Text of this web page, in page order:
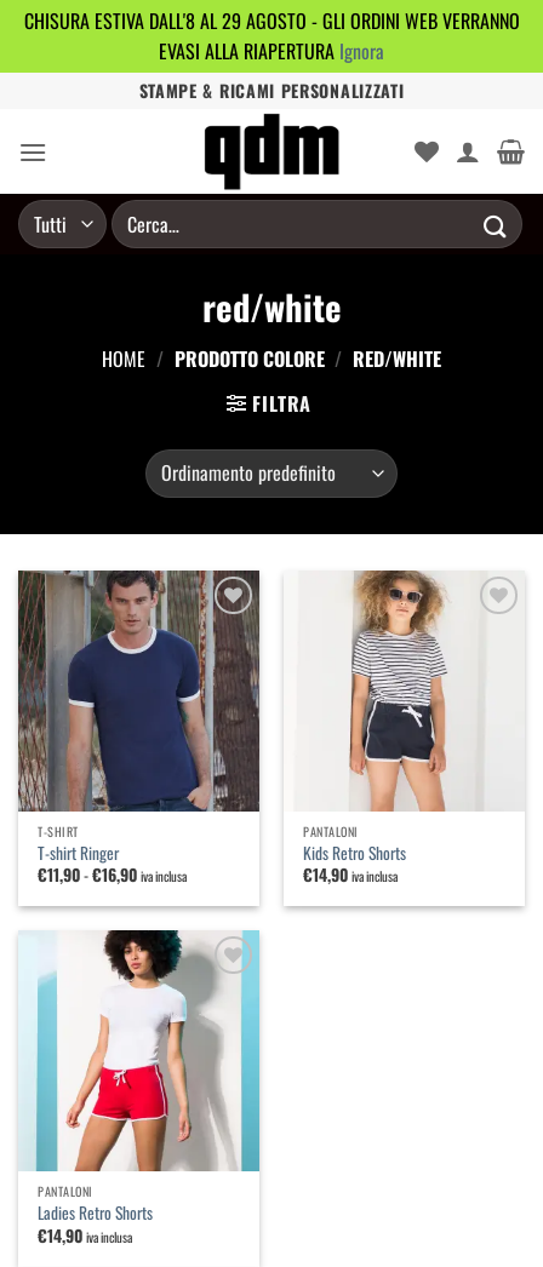
CHISURA ESTIVA DALL'8 AL 29 AGOSTO - GLI ORDINI WEB VERRANNO
EVASI ALLA RIAPERTURA Ignora
contenuti
STAMPE & RICAMI PERSONALIZZATI
Cerca:
red/white
HOME / PRODOTTO COLORE / RED/WHITE
FILTRA
Aggiungi
alla
lista dei
desideri
T-SHIRT
T-shirt Ringer
€11,90-€16,90Fascia
di
prezzo:
€11,90
a
€16,90
iva inclusa
PANTALONI
Kids Retro Shorts
€14,90iva inclusa
Aggiungi
alla
lista dei
PANTALONI
Ladies Retro Shorts
€14,90iva inclusa